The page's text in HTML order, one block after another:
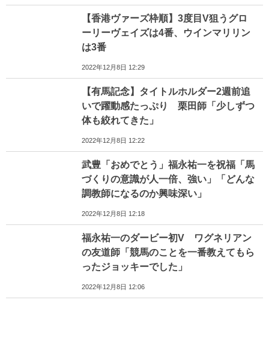
【香港ヴァーズ枠順】3度目V狙うグロ
ーリーヴェイズは4番、ウインマリリン
は3番
2022年12月8日 12:29
【有馬記念】タイトルホルダー2週前追
いで躍動感たっぷり 栗田師「少しずつ
体も絞れてきた」
2022年12月8日 12:22
武豊「おめでとう」福永祐一を祝福「馬
づくりの意識が人一倍、強い」「どんな
調教師になるのか興味深い」
2022年12月8日 12:18
福永祐一のダービー初V ワグネリアン
の友道師「競馬のことを一番教えてもら
ったジョッキーでした」
2022年12月8日 12:06